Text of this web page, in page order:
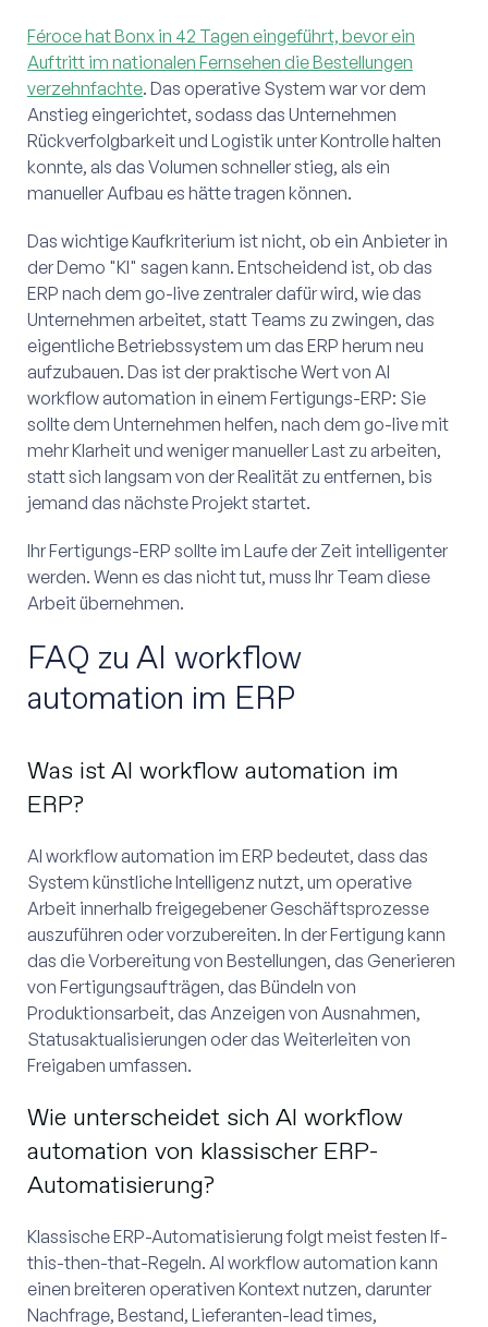
Féroce hat Bonx in 42 Tagen eingeführt, bevor ein
Auftritt im nationalen Fernsehen die Bestellungen
verzehnfachte. Das operative System war vor dem
Anstieg eingerichtet, sodass das Unternehmen
Rückverfolgbarkeit und Logistik unter Kontrolle halten
konnte, als das Volumen schneller stieg, als ein
manueller Aufbau es hätte tragen können.
Das wichtige Kaufkriterium ist nicht, ob ein Anbieter in
der Demo "KI" sagen kann. Entscheidend ist, ob das
ERP nach dem go-live zentraler dafür wird, wie das
Unternehmen arbeitet, statt Teams zu zwingen, das
eigentliche Betriebssystem um das ERP herum neu
aufzubauen. Das ist der praktische Wert von AI
workflow automation in einem Fertigungs-ERP: Sie
sollte dem Unternehmen helfen, nach dem go-live mit
mehr Klarheit und weniger manueller Last zu arbeiten,
statt sich langsam von der Realität zu entfernen, bis
jemand das nächste Projekt startet.
Ihr Fertigungs-ERP sollte im Laufe der Zeit intelligenter
werden. Wenn es das nicht tut, muss Ihr Team diese
Arbeit übernehmen.
FAQ zu AI workflow
automation im ERP
Was ist AI workflow automation im
ERP?
AI workflow automation im ERP bedeutet, dass das
System künstliche Intelligenz nutzt, um operative
Arbeit innerhalb freigegebener Geschäftsprozesse
auszuführen oder vorzubereiten. In der Fertigung kann
das die Vorbereitung von Bestellungen, das Generieren
von Fertigungsaufträgen, das Bündeln von
Produktionsarbeit, das Anzeigen von Ausnahmen,
Statusaktualisierungen oder das Weiterleiten von
Freigaben umfassen.
Wie unterscheidet sich AI workflow
automation von klassischer ERP-
Automatisierung?
Klassische ERP-Automatisierung folgt meist festen If-
this-then-that-Regeln. AI workflow automation kann
einen breiteren operativen Kontext nutzen, darunter
Nachfrage, Bestand, Lieferanten-lead times,